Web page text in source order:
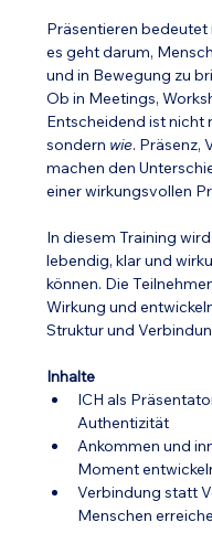
Präsentieren bedeutet
es geht darum,
und in Bewegung zu
Ob in Meetings,
Entscheidend ist nicht
sondern wie. Präsenz,
machen den
einer wirkungsvollen
In diesem Training
lebendig, klar und
können. Die
Wirkung und
Struktur und
Inhalte
ICH als
Authentizität
Ankommen und
Moment
Verbindung statt
Menschen